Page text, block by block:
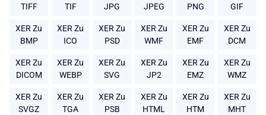
TIFF
TIF
JPG
JPEG
PNG
GIF
XER Zu
BMP
XER Zu
ICO
XER Zu
PSD
XER Zu
WMF
XER Zu
EMF
XER Zu
DCM
XER Zu
DICOM
XER Zu
WEBP
XER Zu
SVG
XER Zu
JP2
XER Zu
EMZ
XER Zu
WMZ
XER Zu
SVGZ
XER Zu
TGA
XER Zu
PSB
XER Zu
HTML
XER Zu
HTM
XER Zu
MHT